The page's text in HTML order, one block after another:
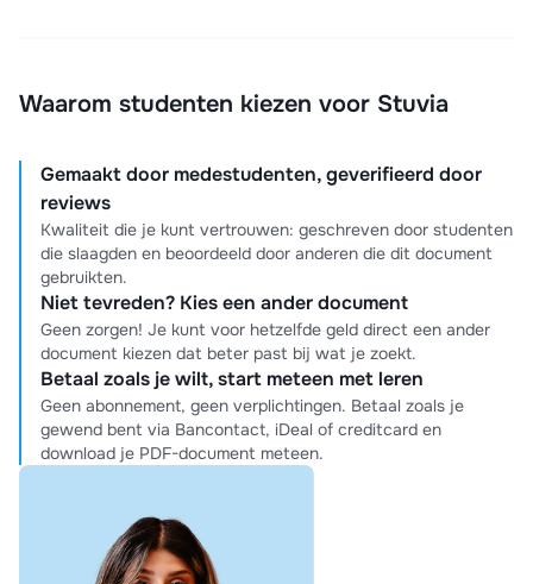
Waarom studenten kiezen voor Stuvia
Gemaakt door medestudenten, geverifieerd door
reviews
Kwaliteit die je kunt vertrouwen: geschreven door studenten
die slaagden en beoordeeld door anderen die dit document
gebruikten.
Niet tevreden? Kies een ander document
Geen zorgen! Je kunt voor hetzelfde geld direct een ander
document kiezen dat beter past bij wat je zoekt.
Betaal zoals je wilt, start meteen met leren
Geen abonnement, geen verplichtingen. Betaal zoals je
gewend bent via Bancontact, iDeal of creditcard en
download je PDF-document meteen.